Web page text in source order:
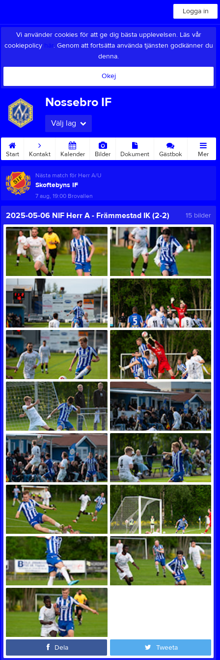
Logga in
Vi använder cookies för att ge dig bästa upplevelsen. Läs vår
cookiepolicy här. Genom att fortsätta använda tjänsten godkänner du
denna.
Okej
Nossebro IF
Välj lag
Start Kontakt Kalender Bilder Dokument Gästbok Mer
Nästa match för Herr A/U
Skoftebyns IF
7 aug, 19:00 Brovallen
2025-05-06 NIF Herr A - Främmestad IK (2-2) 15 bilder
Dela Tweeta